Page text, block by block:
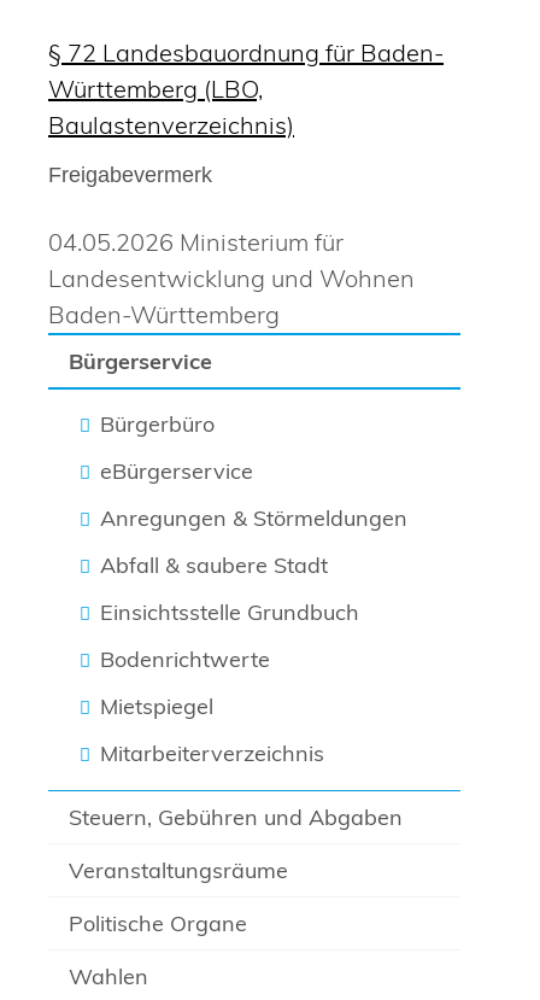
Bürgerservice
Bürgerbüro
eBürgerservice
Anregungen & Störmeldungen
Abfall & saubere Stadt
Einsichtsstelle Grundbuch
Bodenrichtwerte
Mietspiegel
Mitarbeiterverzeichnis
Steuern, Gebühren und Abgaben
Veranstaltungsräume
Politische Organe
Wahlen
§ 72 Landesbauordnung für Baden-
Württemberg (LBO,
Baulastenverzeichnis)
Freigabevermerk
04.05.2026 Ministerium für
Landesentwicklung und Wohnen
Baden-Württemberg